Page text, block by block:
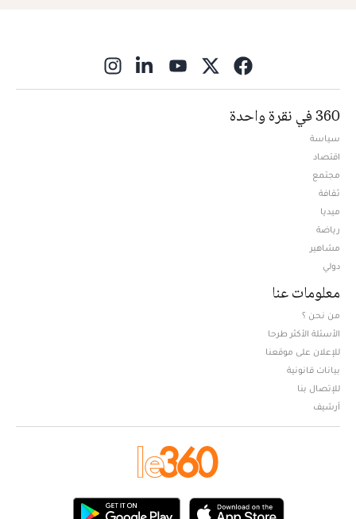
360 في نقرة واحدة
سياسة
اقتصاد
مجتمع
ثقافة
ميديا
رياضة
مشاهير
دولي
معلومات عنا
من نحن ؟
الأسئلة الأكثر طرحا
للإعلان على موقعنا
بيانات قانونية
للإتصال بنا
أرشيف